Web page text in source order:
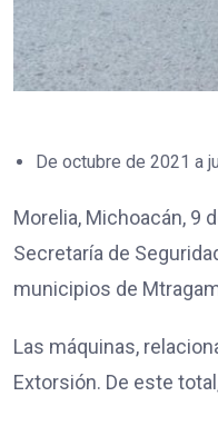
De octubre de 2021 a
Morelia, Michoacán, 9
Secretaría de
municipios de
Las máquinas,
Extorsión. De este